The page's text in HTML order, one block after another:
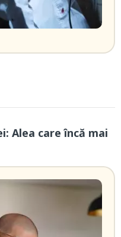
Alea care încă mai